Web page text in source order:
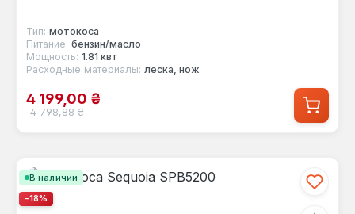
Тип: мотокоса
Питание: бензин/масло
Мощность: 1.81 квт
Расходные материалы: леска, нож
Цена продажи:
4 199,00 ₴
Обычная цена:
4 798,88 ₴
В наличии
-18%